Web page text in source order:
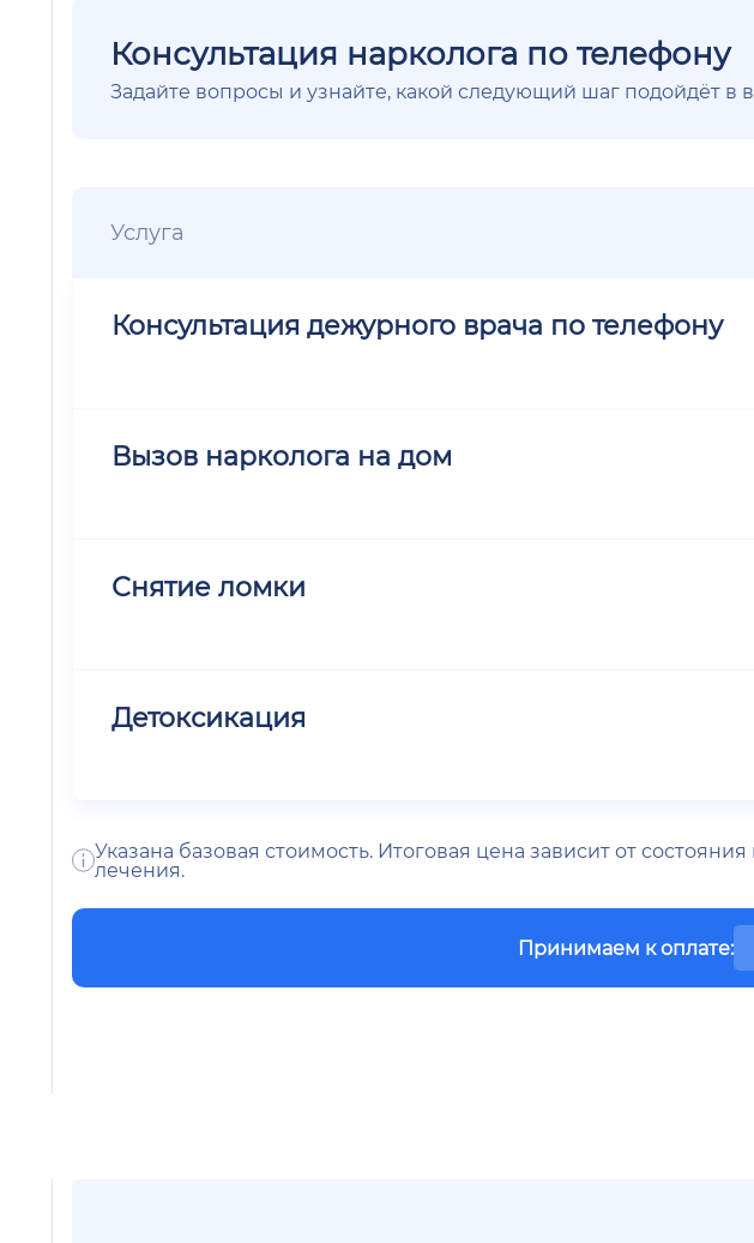
Консультация нарколога по телефону
Задайте вопросы и узнайте, какой следующий шаг подойдёт в
Услуга
Консультация дежурного врача по телефону
Вызов нарколога на дом
Снятие ломки
Детоксикация
Указана базовая стоимость. Итоговая цена зависит от
лечения.
Принимаем к оплате: